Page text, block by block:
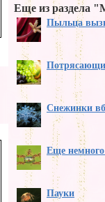
Еще из раздела
Пыльца
Снежинки
Еще
Пауки